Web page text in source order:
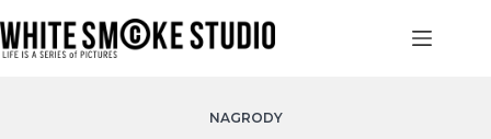
do
treści
NAGRODY